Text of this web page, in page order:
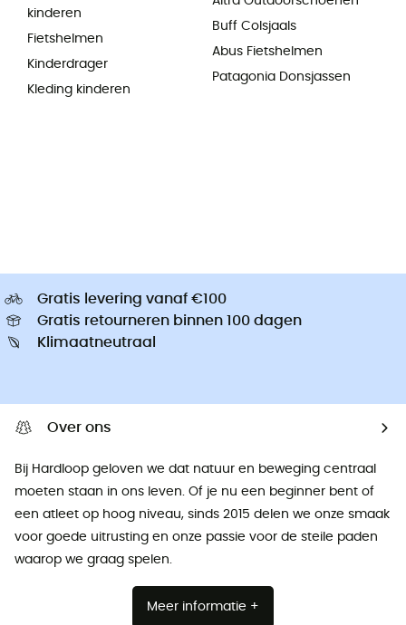
kinderen
Fietshelmen
Kinderdrager
Kleding kinderen
Buff Colsjaals
Abus Fietshelmen
Patagonia Donsjassen
Gratis levering vanaf €100
Gratis retourneren binnen 100 dagen
Klimaatneutraal
Over ons
Bij Hardloop geloven we dat natuur en beweging centraal
moeten staan ​​in ons leven. Of je nu een beginner bent of
een atleet op hoog niveau, sinds 2015 delen we onze smaak
voor goede uitrusting en onze passie voor de steile paden
waarop we graag spelen.
Meer informatie +